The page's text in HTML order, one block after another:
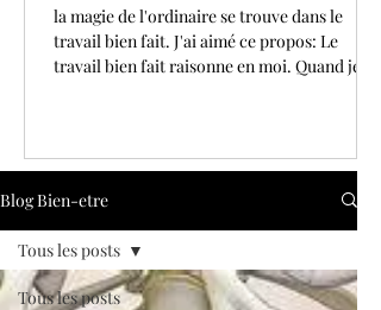
la magie de l'ordinaire se trouve dans le
travail bien fait. J'ai aimé ce propos: Le
travail bien fait raisonne en moi. Quand je
même dans ses actions est une des clés du
bonheur. Quand je ressens l'apaisement, la
chers clients(es), après un massage ou un
soin, je suis remplie de gratitude.
Blog Bien-etre
Tous les posts
Tous les posts